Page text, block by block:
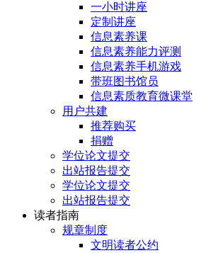
一小时讲座
定制讲座
信息素养课
信息素养能力评测
信息素养手机游戏
带班图书馆员
信息素质教育微课堂
用户共建
推荐购买
捐赠
学位论文提交
出站报告提交
学位论文提交
出站报告提交
读者指南
规章制度
文明读者公约